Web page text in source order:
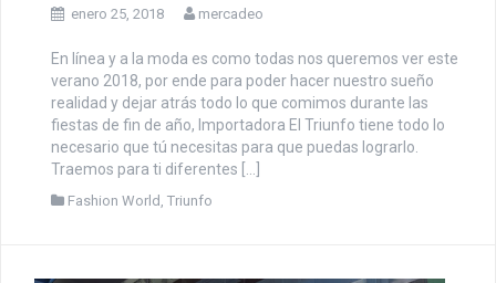
enero 25, 2018 mercadeo
En línea y a la moda es como todas nos queremos ver este
verano 2018, por ende para poder hacer nuestro sueño
realidad y dejar atrás todo lo que comimos durante las
fiestas de fin de año, Importadora El Triunfo tiene todo lo
necesario que tú necesitas para que puedas lograrlo.
Traemos para ti diferentes […]
Fashion World Triunfo